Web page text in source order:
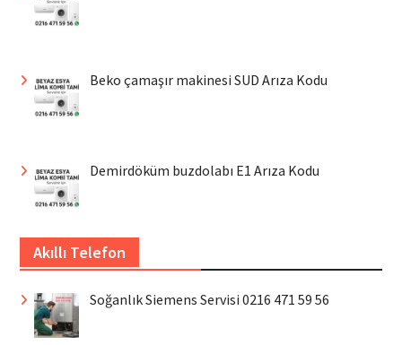
Beko çamaşır makinesi SUD Arıza Kodu
Demirdöküm buzdolabı E1 Arıza Kodu
Akıllı Telefon
Soğanlık Siemens Servisi 0216 471 59 56